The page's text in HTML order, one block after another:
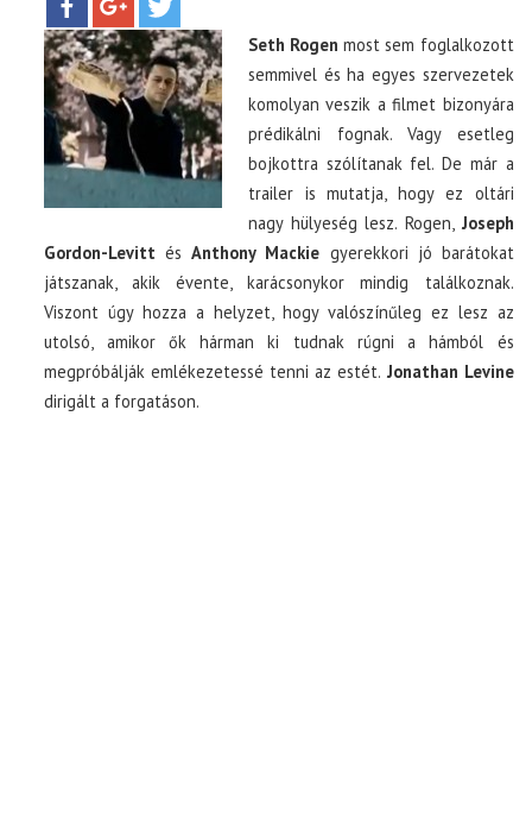
TOP10
KULISSZA
CIKK
PÓLÓ RENDELÉS
Seth Rogen most sem foglalkozott
semmivel és ha egyes szervezetek
komolyan veszik a filmet bizonyára
prédikálni fognak. Vagy esetleg
bojkottra szólítanak fel. De már a
trailer is mutatja, hogy ez oltári
nagy hülyeség lesz. Rogen, Joseph
Gordon-Levitt ésAnthony Mackie gyerekkori jó barátokat
játszanak, akik évente, karácsonykor mindig találkoznak.
Viszont úgy hozza a helyzet, hogy valószínűleg ez lesz az
utolsó, amikor ők hárman ki tudnak rúgni a hámból és
megpróbálják emlékezetessé tenni az estét. Jonathan Levine
dirigált a forgatáson.